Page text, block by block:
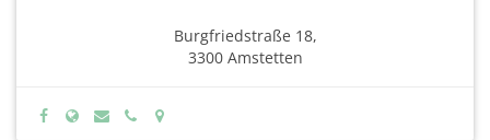
Burgfriedstraße 18,
3300 Amstetten